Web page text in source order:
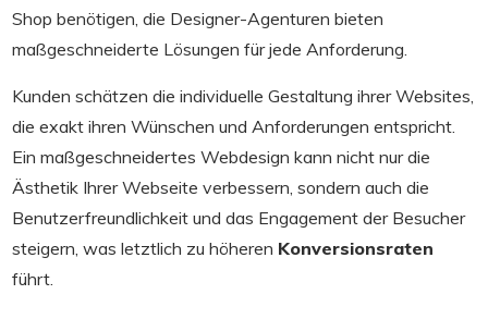
Shop benötigen, die Designer-Agenturen bieten
maßgeschneiderte Lösungen für jede Anforderung.
Kunden schätzen die individuelle Gestaltung ihrer Websites,
die exakt ihren Wünschen und Anforderungen entspricht.
Ein maßgeschneidertes Webdesign kann nicht nur die
Ästhetik Ihrer Webseite verbessern, sondern auch die
Benutzerfreundlichkeit und das Engagement der Besucher
steigern, was letztlich zu höheren Konversionsraten
führt.